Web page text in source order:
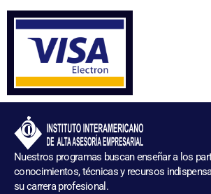
Nuestros programas buscan enseñar a los
conocimientos, técnicas y recursos
su carrera profesional.